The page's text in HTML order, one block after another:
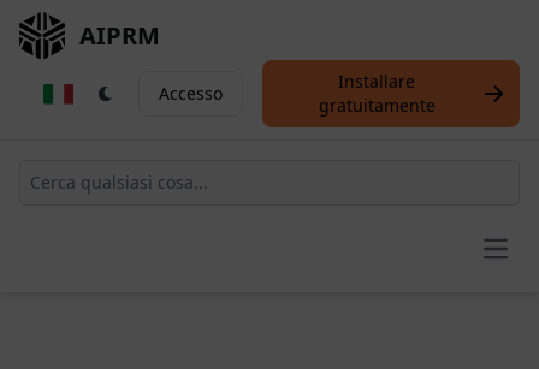
AIPRM
Accesso
Installare
gratuitamente